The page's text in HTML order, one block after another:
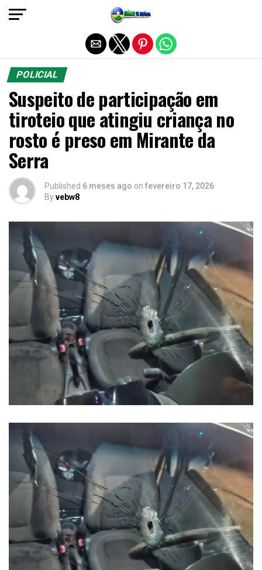
POLICIAL
Suspeito de participação em
tiroteio que atingiu criança no
rosto é preso em Mirante da
Serra
Published 6 meses ago on fevereiro 17, 2026
Byvebw8
Sair da versão mobile